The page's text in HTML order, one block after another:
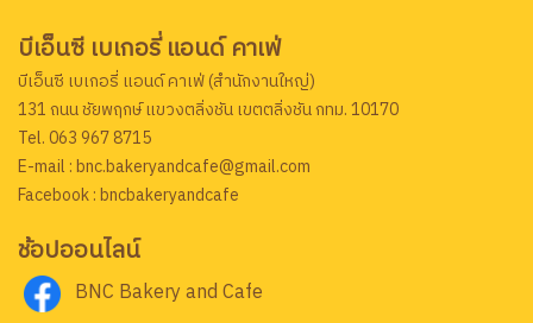
บีเอ็นซี เบเกอรี่ แอนด์ คาเฟ่
บีเอ็นซี เบเกอรี่ แอนด์ คาเฟ่ (สำนักงานใหญ่)
131 ถนน ชัยพฤกษ์ แขวงตลิ่งชัน เขตตลิ่งชัน กทม. 10170
Tel. 063 967 8715
E-mail : bnc.bakeryandcafe@gmail.com
Facebook : bncbakeryandcafe
ช้อปออนไลน์
BNC Bakery and Cafe